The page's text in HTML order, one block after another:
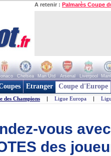
A retenir : Palmarès Coupe
Chelsea Man Utd Arsenal Liverpool
Etranger Coupe d'Europe
des Champions | Ligue Europa |
vous
des